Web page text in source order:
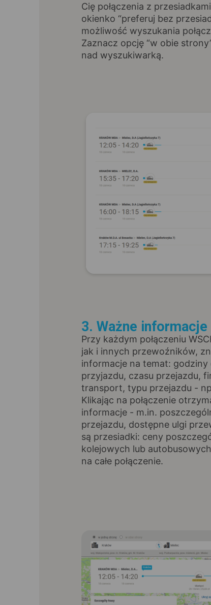
Cię połączenia z
okienko “preferuj bez
możliwość wyszukania
Zaznacz opcję “w obie
nad wyszukiwarką.
3. Ważne informacje
Przy każdym połączeniu
jak i innych przewoźników,
informacje na temat: godziny
przyjazdu, czasu przejazdu,
transport, typu przejazdu -
Klikając na połączenie
informacje - m.in.
przejazdu, dostępne ulgi
są przesiadki: ceny
kolejowych lub
na całe połączenie.